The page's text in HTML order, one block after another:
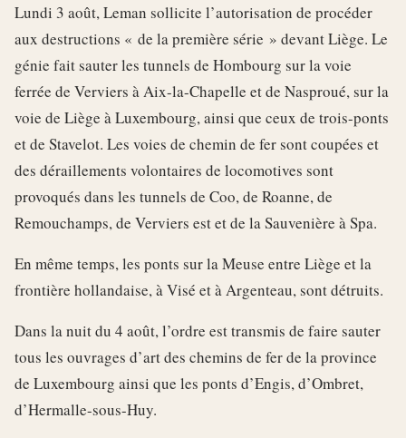
Lundi 3 août, Leman sollicite l’autorisation de procéder
aux destructions « de la première série » devant Liège. Le
génie fait sauter les tunnels de Hombourg sur la voie
ferrée de Verviers à Aix-la-Chapelle et de Nasproué, sur la
voie de Liège à Luxembourg, ainsi que ceux de trois-ponts
et de Stavelot. Les voies de chemin de fer sont coupées et
des déraillements volontaires de locomotives sont
provoqués dans les tunnels de Coo, de Roanne, de
Remouchamps, de Verviers est et de la Sauvenière à Spa.
En même temps, les ponts sur la Meuse entre Liège et la
frontière hollandaise, à Visé et à Argenteau, sont détruits.
Dans la nuit du 4 août, l’ordre est transmis de faire sauter
tous les ouvrages d’art des chemins de fer de la province
de Luxembourg ainsi que les ponts d’Engis, d’Ombret,
d’Hermalle-sous-Huy.